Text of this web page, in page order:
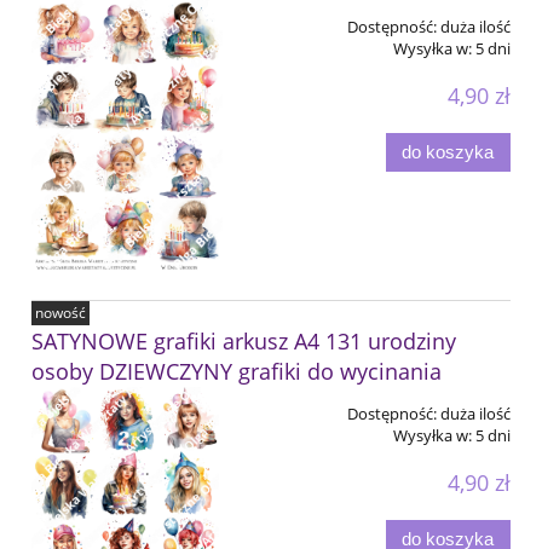
Dostępność:duża ilość
Wysyłka w: 5 dni
4,90 zł
do koszyka
SATYNOWE grafiki arkusz A4 131 urodziny
osoby DZIEWCZYNY grafiki do wycinania
Dostępność:duża ilość
Wysyłka w: 5 dni
4,90 zł
do koszyka
nowość